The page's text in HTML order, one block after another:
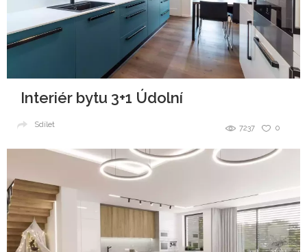
Interiér bytu 3+1 Údolní
0
7237
Sdílet